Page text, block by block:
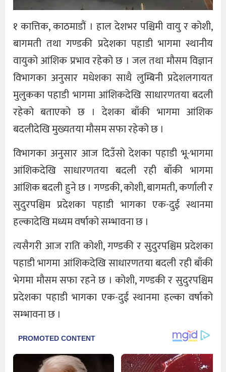
१ कात्तिक, काठमाडौं । हाल देशभर पश्चिमी वायु र कोशी,
बागमती तथा गण्डकी प्रदेशका पहाडी भागमा स्थानीय
वायुको आंशिक प्रभाव रहेको छ । जल तथा मौसम विज्ञान
विभागका अनुसार मधेशका साथै लुम्बिनी प्रदेशलगायत
मुलुकका पहाडी भागमा आंशिकदेखि साधारणतया बदली
रहेको बताएको छ । देशका बाँकी भागमा आंशिक
बदलीदेखि मुख्यतया मौसम सफा रहेको छ ।
विभागका अनुसार आज दिउँसो देशका पहाडी भू-भागमा
आंशिकदेखि साधारणतया बदली रही बाँकी भागमा
आंशिक बदली हुने छ । गण्डकी, कोशी, बागमती, कर्णाली र
सुदुरपश्चिम प्रदेशका पहाडी भागका एक-दुई स्थानमा
हल्कादेखि मध्यम वर्षाको सम्भावना छ ।
त्यसैगरी आज राति कोशी, गण्डकी र सुदुरपश्चिम प्रदेशका
पहाडी भागमा आंशिकदेखि साधारणतया बदली रही बाँकी
भेगमा मौसम सफा रहने छ । कोशी, गण्डकी र सुदुरपश्चिम
प्रदेशका पहाडी भागका एक-दुई स्थानमा हल्का वर्षाको
सम्भावना छ ।